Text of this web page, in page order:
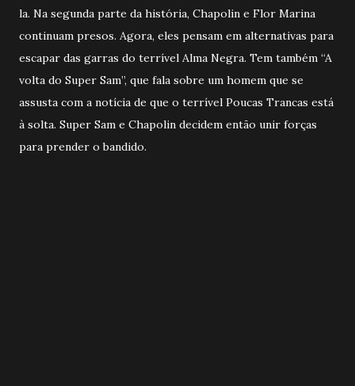
la. Na segunda parte da história, Chapolin e Flor Marina
continuam presos. Agora, eles pensam em alternativas para
escapar das garras do terrível Alma Negra. Tem também “A
volta do Super Sam”, que fala sobre um homem que se
assusta com a notícia de que o terrível Poucas Trancas está
à solta. Super Sam e Chapolin decidem então unir forças
para prender o bandido.